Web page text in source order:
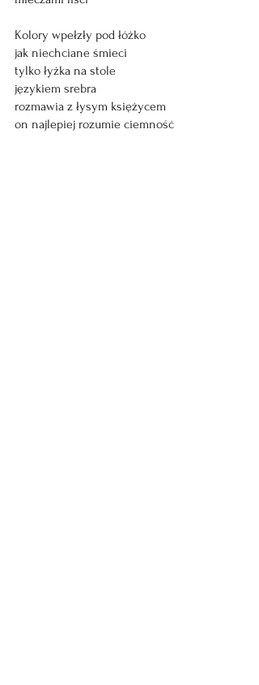
Kolory wpełzły pod łóżko
jak niechciane śmieci
tylko łyżka na stole
językiem srebra
rozmawia z łysym księżycem
on najlepiej rozumie ciemność